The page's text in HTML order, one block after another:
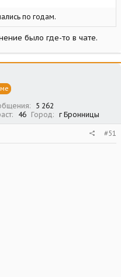
по годам.
было где-то в чате.
5 262
46 Город г Бронницы
#51